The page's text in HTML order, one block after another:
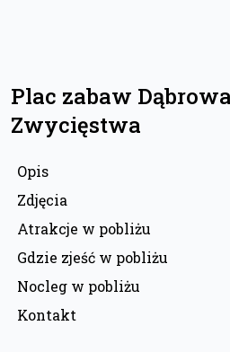
Plac zabaw
Zwycięstwa
Opis
Zdjęcia
Atrakcje w pobliżu
Gdzie zjeść w pobliżu
Nocleg w pobliżu
Kontakt